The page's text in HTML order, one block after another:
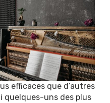
efficaces que d’autres
quelques-uns des plus